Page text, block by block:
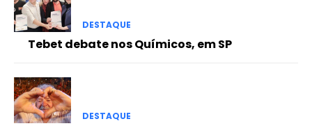
DESTAQUE
Tebet debate nos Químicos, em SP
DESTAQUE